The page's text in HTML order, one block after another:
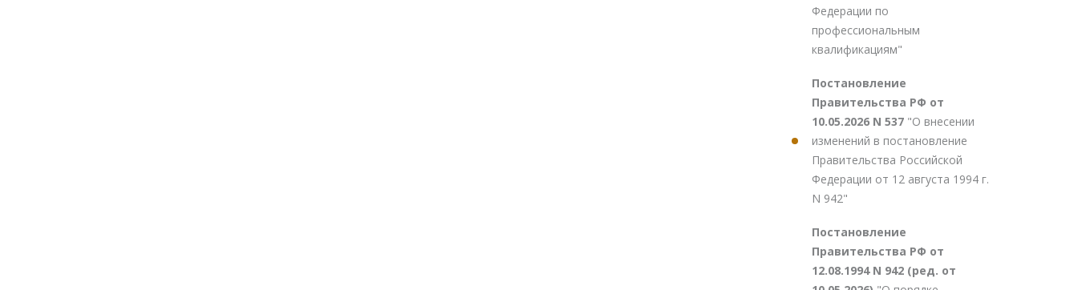
Федерации по
профессиональным
квалификациям"
Постановление
Правительства РФ от
10.05.2026 N 537 "О внесении
изменений в постановление
Правительства Российской
Федерации от 12 августа 1994 г.
N 942"
Постановление
Правительства РФ от
12.08.1994 N 942 (ред. от